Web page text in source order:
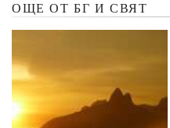
ОЩЕ ОТ БГ И СВЯТ